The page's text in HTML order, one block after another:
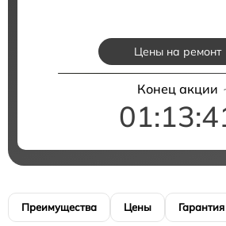
Цены на ремонт
Конец акции
Преимущества Цены Гарантия